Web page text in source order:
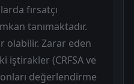
fırsatçı
tanımaktadır.
olabilir. Zarar eden
iştirakler (CRFSA ve
değerlendirme